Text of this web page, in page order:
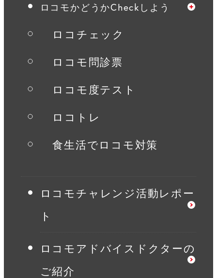
ロコモかどうかCheckしよう
ロコチェック
ロコモ問診票
ロコモ度テスト
ロコトレ
食生活でロコモ対策
ロコモチャレンジ活動レポー
ト
ロコモアドバイスドクターの
ご紹介